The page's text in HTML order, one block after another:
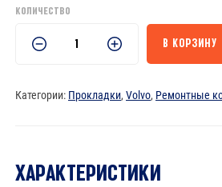
КОЛИЧЕСТВО
товара
кольцо
1548125
В КОРЗИНУ
Категории: Прокладки, Volvo, Ремонтные
ХАРАКТЕРИСТИКИ